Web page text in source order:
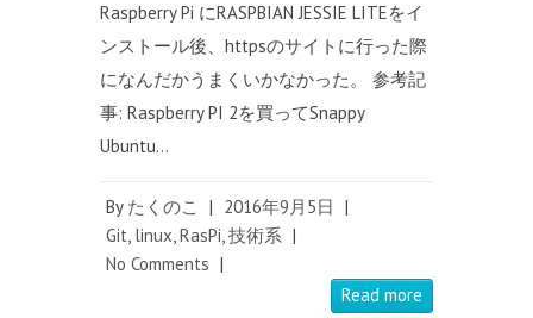
Raspberry Pi にRASPBIAN JESSIE LITEをイ
ンストール後、httpsのサイトに行った際
になんだかうまくいかなかった。 参考記
事: Raspberry PI 2を買ってSnappy
Ubuntu…
By たくのこ | 2016年9月5日 |
Git, linux,RasPi,技術系 |
No Comments |
Read more